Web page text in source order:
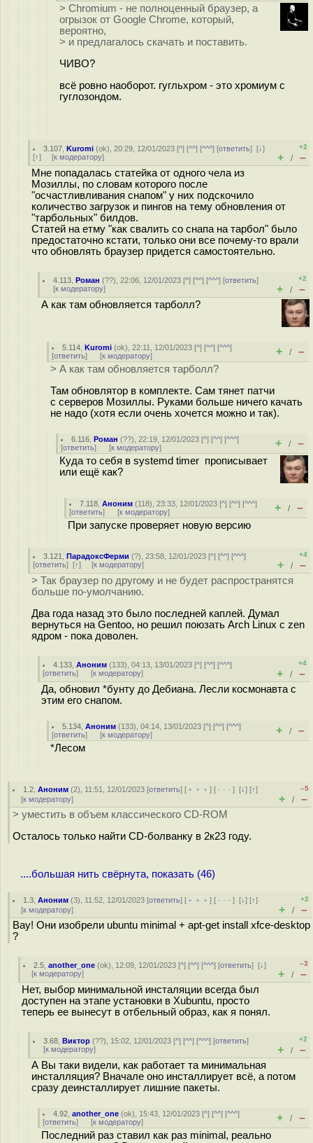
> Chromium - не полноценный браузер, а
огрызок от Google Chrome, который,
вероятно,
> и предлагалось скачать и поставить.
ЧИВО?
всё ровно наоборот. гугльхром - это хромиум с
гуглозондом.
3.107 ,Kuromi (ok), 20:29, 12/01/2023 [^] [^^] [^^^] [ответить][↓]
[↑] [к модератору]
+2
+ / –
Мне попадалась статейка от одного чела из
Мозиллы, по словам которого после
"осчастливливания снапом" у них подскочило
количество загрузок и пингов на тему обновления от
"тарбольных" билдов.
Статей на етму "как свалить со снапа на тарбол" было
предостаточно кстати, только они все почему-то врали
что обновлять браузер придется самостоятельно.
4.113 ,Роман (??), 22:06, 12/01/2023 [^] [^^] [^^^] [ответить]
[к модератору]
+2
+ / –
А как там обновляется тарболл?
5.114 ,Kuromi (ok), 22:11, 12/01/2023 [^] [^^] [^^^]
[ответить] [к модератору] + / –
> А как там обновляется тарболл?
Там обновлятор в комплекте. Сам тянет патчи
с серверов Мозиллы. Руками больше ничего качать
не надо (хотя если очень хочется можно и так).
6.116 ,Роман (??), 22:19, 12/01/2023 [^] [^^] [^^^]
[ответить] [к модератору] + / –
Куда то себя в systemd timer прописывает
или ещё как?
7.118 ,Аноним (118), 23:33, 12/01/2023 [^] [^^] [^^^]
[ответить] [к модератору] + / –
При запуске проверяет новую версию
3.121 ,ПарадоксФерми (?), 23:58, 12/01/2023 [^] [^^] [^^^]
[ответить] [↑] [к модератору]
+4
+ / –
> Так браузер по другому и не будет распространятся
больше по-умолчанию.
Два года назад это было последней каплей. Думал
вернуться на Gentoo, но решил поюзать Arch Linux с zen
ядром - пока доволен.
4.133 ,Аноним (133), 04:13, 13/01/2023 [^] [^^] [^^^]
[ответить] [к модератору]
+4
+ / –
Да, обновил *бунту до Дебиана. Лесли космонавта с
этим его снапом.
5.134 ,Аноним (133), 04:14, 13/01/2023 [^] [^^] [^^^]
[ответить] [к модератору] + / –
*Лесом
1.2 ,Аноним (2), 11:51, 12/01/2023 [ответить] [ ﹢﹢﹢] [ · · ·][↓] [↑]
[к модератору]
–5
+ / –
> уместить в объем классического CD-ROM
Осталось только найти CD-болванку в 2к23 году.
....большая нить свёрнута, показать (46)
1.3 ,Аноним (3), 11:52, 12/01/2023 [ответить] [ ﹢﹢﹢] [ · · ·][↓] [↑]
[к модератору]
+2
+ / –
Вау! Они изобрели ubuntu minimal + apt-get install xfce-desktop
?
2.5 ,another_one (ok), 12:09, 12/01/2023 [^] [^^] [^^^] [ответить][↓]
[к модератору]
–3
+ / –
Нет, выбор минимальной инсталяции всегда был
доступен на этапе установки в Xubuntu, просто
теперь ее вынесут в отбельный образ, как я понял.
3.68 ,Виктор (??), 15:02, 12/01/2023 [^] [^^] [^^^] [ответить]
[к модератору]
+2
+ / –
А Вы таки видели, как работает та минимальная
инсталляция? Вначале оно инсталлирует всё, а потом
сразу деинсталлирует лишние пакеты.
4.92 ,another_one (ok), 15:43, 12/01/2023 [^] [^^] [^^^]
[ответить] [к модератору] + / –
Последний раз ставил как раз minimal, реально